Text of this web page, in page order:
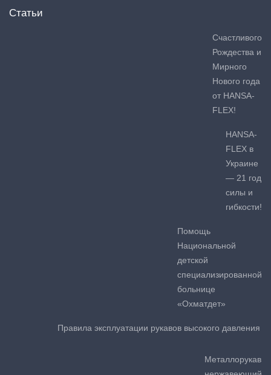
Статьи
Счастливого
Рождества и
Мирного
Нового года
от HANSA-
FLEX!
HANSA-
FLEX в
Украине
— 21 год
силы и
гибкости!
Помощь
Национальной
детской
специализированной
больнице
«Охматдет»
Правила эксплуатации рукавов высокого давления
Металлорукав